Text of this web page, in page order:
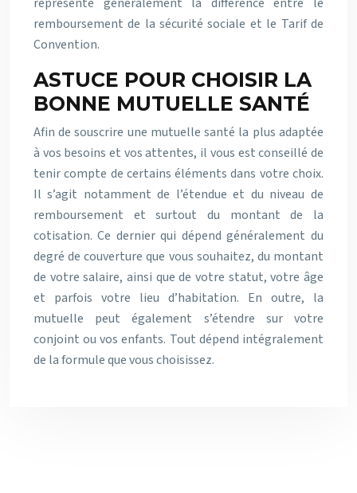
remboursement de la sécurité sociale et le Tarif de
Convention.
ASTUCE POUR CHOISIR LA
BONNE MUTUELLE SANTÉ
Afin de souscrire une mutuelle santé la plus adaptée
à vos besoins et vos attentes, il vous est conseillé de
tenir compte de certains éléments dans votre choix.
Il s’agit notamment de l’étendue et du niveau de
remboursement et surtout du montant de la
cotisation. Ce dernier qui dépend généralement du
degré de couverture que vous souhaitez, du montant
de votre salaire, ainsi que de votre statut, votre âge
et parfois votre lieu d’habitation. En outre, la
mutuelle peut également s’étendre sur votre
conjoint ou vos enfants. Tout dépend intégralement
de la formule que vous choisissez.